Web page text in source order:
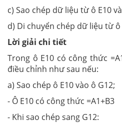
c) Sao chép dữ liệu từ ô E10
d) Di chuyển chép dữ liệu từ ô
Lời giải chi tiết
Trong ô E10 có công thức
điều chỉnh như sau nếu:
a) Sao chép ô E10 vào ô G12;
- Ô E10 có công thức =A1+B3
- Khi sao chép sang G12: